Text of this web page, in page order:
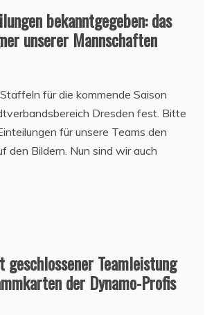
bekanntgegeben: das
unserer Mannschaften
für die kommende Saison
Dresden fest. Bitte
für unsere Teams den
den Bildern. Nun sind wir auch
geschlossener Teamleistung
der Dynamo-Profis